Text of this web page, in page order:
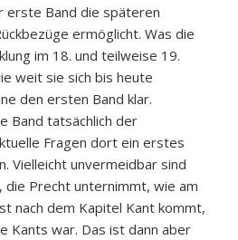
erste Band die späteren
ermöglicht. Was die
im 18. und teilweise 19.
weit sie sich bis heute
den ersten Band klar.
Band tatsächlich der
Fragen dort ein erstes
Vielleicht unvermeidbar sind
die Precht unternimmt, wie am
nach dem Kapitel Kant kommt,
Kants war. Das ist dann aber